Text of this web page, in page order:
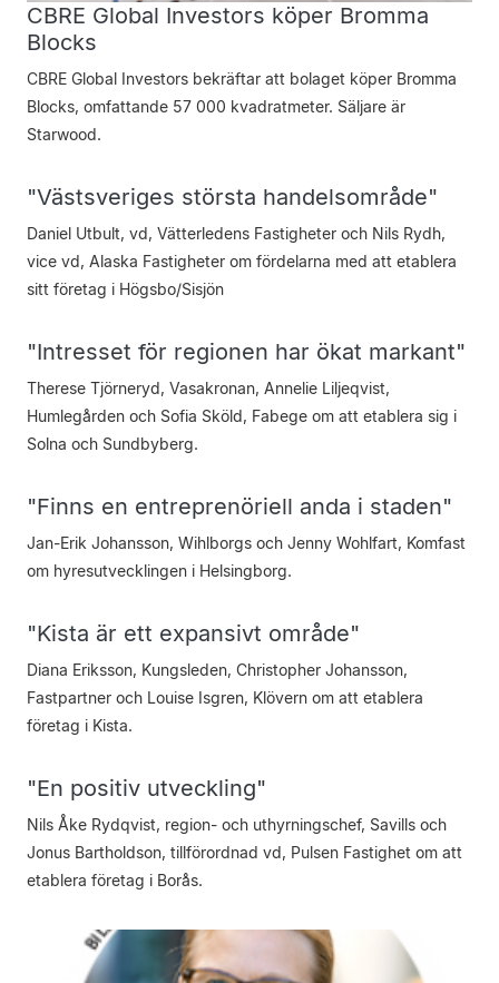
CBRE Global ­Investors köper Bromma
Blocks
CBRE Global Investors bekräftar att bolaget köper Bromma
Blocks, omfattande 57 000 kvadratmeter. ­Säljare är
Starwood.
"Västsveriges största handelsområde"
Daniel Utbult, vd, Vätterledens Fastigheter och Nils Rydh,
vice vd, Alaska Fastigheter om fördelarna med att etablera
sitt företag i Högsbo/Sisjön
"Intresset för regionen har ökat markant"
Therese Tjörneryd, Vasakronan, Annelie Liljeqvist,
Humlegården och Sofia Sköld, Fabege om att etablera sig i
Solna och Sundbyberg.
"Finns en entreprenöriell anda i staden"
Jan-Erik Johansson, Wihlborgs och Jenny Wohlfart, Komfast
om hyresutvecklingen i Helsingborg.
"Kista är ett expansivt område"
Diana Eriksson, Kungsleden, Christopher Johansson,
Fastpartner och Louise Isgren, Klövern om att etablera
företag i Kista.
"En positiv utveckling"
Nils Åke Rydqvist, region- och uthyrningschef, Savills och
Jonus Bartholdson, tillförordnad vd, Pulsen Fastighet om att
etablera företag i Borås.